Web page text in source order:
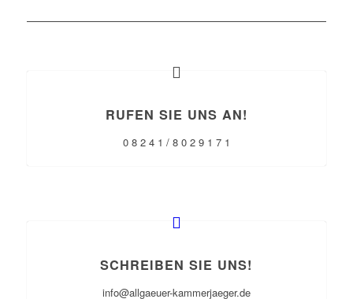
RUFEN SIE UNS AN!
0 8 2 4 1 / 8 0 2 9 1 7 1
SCHREIBEN SIE UNS!
info@allgaeuer-kammerjaeger.de